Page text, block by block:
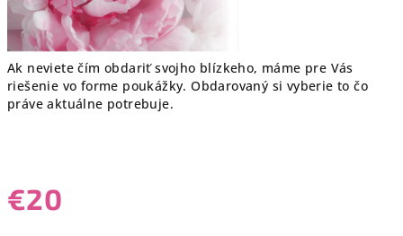
Ak neviete čím obdariť svojho blízkeho, máme pre Vás
riešenie vo forme poukážky. Obdarovaný si vyberie to čo
práve aktuálne potrebuje.
€20